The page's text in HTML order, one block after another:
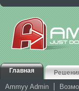
Главная
Ammyy Admin